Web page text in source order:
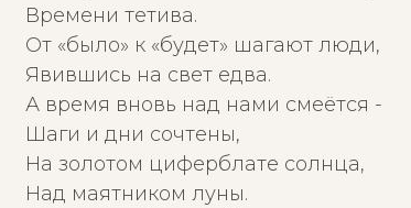
Времени тетива.
От «было» к «будет» шагают люди,
Явившись на свет едва.
А время вновь над нами смеётся -
Шаги и дни сочтены,
На золотом циферблате солнца,
Над маятником луны.